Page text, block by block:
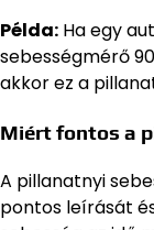
Példa: Ha egy
sebességmérő
akkor ez a
Miért fontos a
A pillanatnyi
pontos leírását